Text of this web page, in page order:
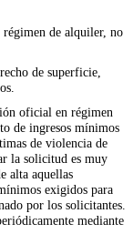
de alquiler, no
de superficie,
oficial en régimen
de ingresos mínimos
de violencia de
la solicitud es muy
alta aquellas
exigidos para
por los solicitantes.
mediante